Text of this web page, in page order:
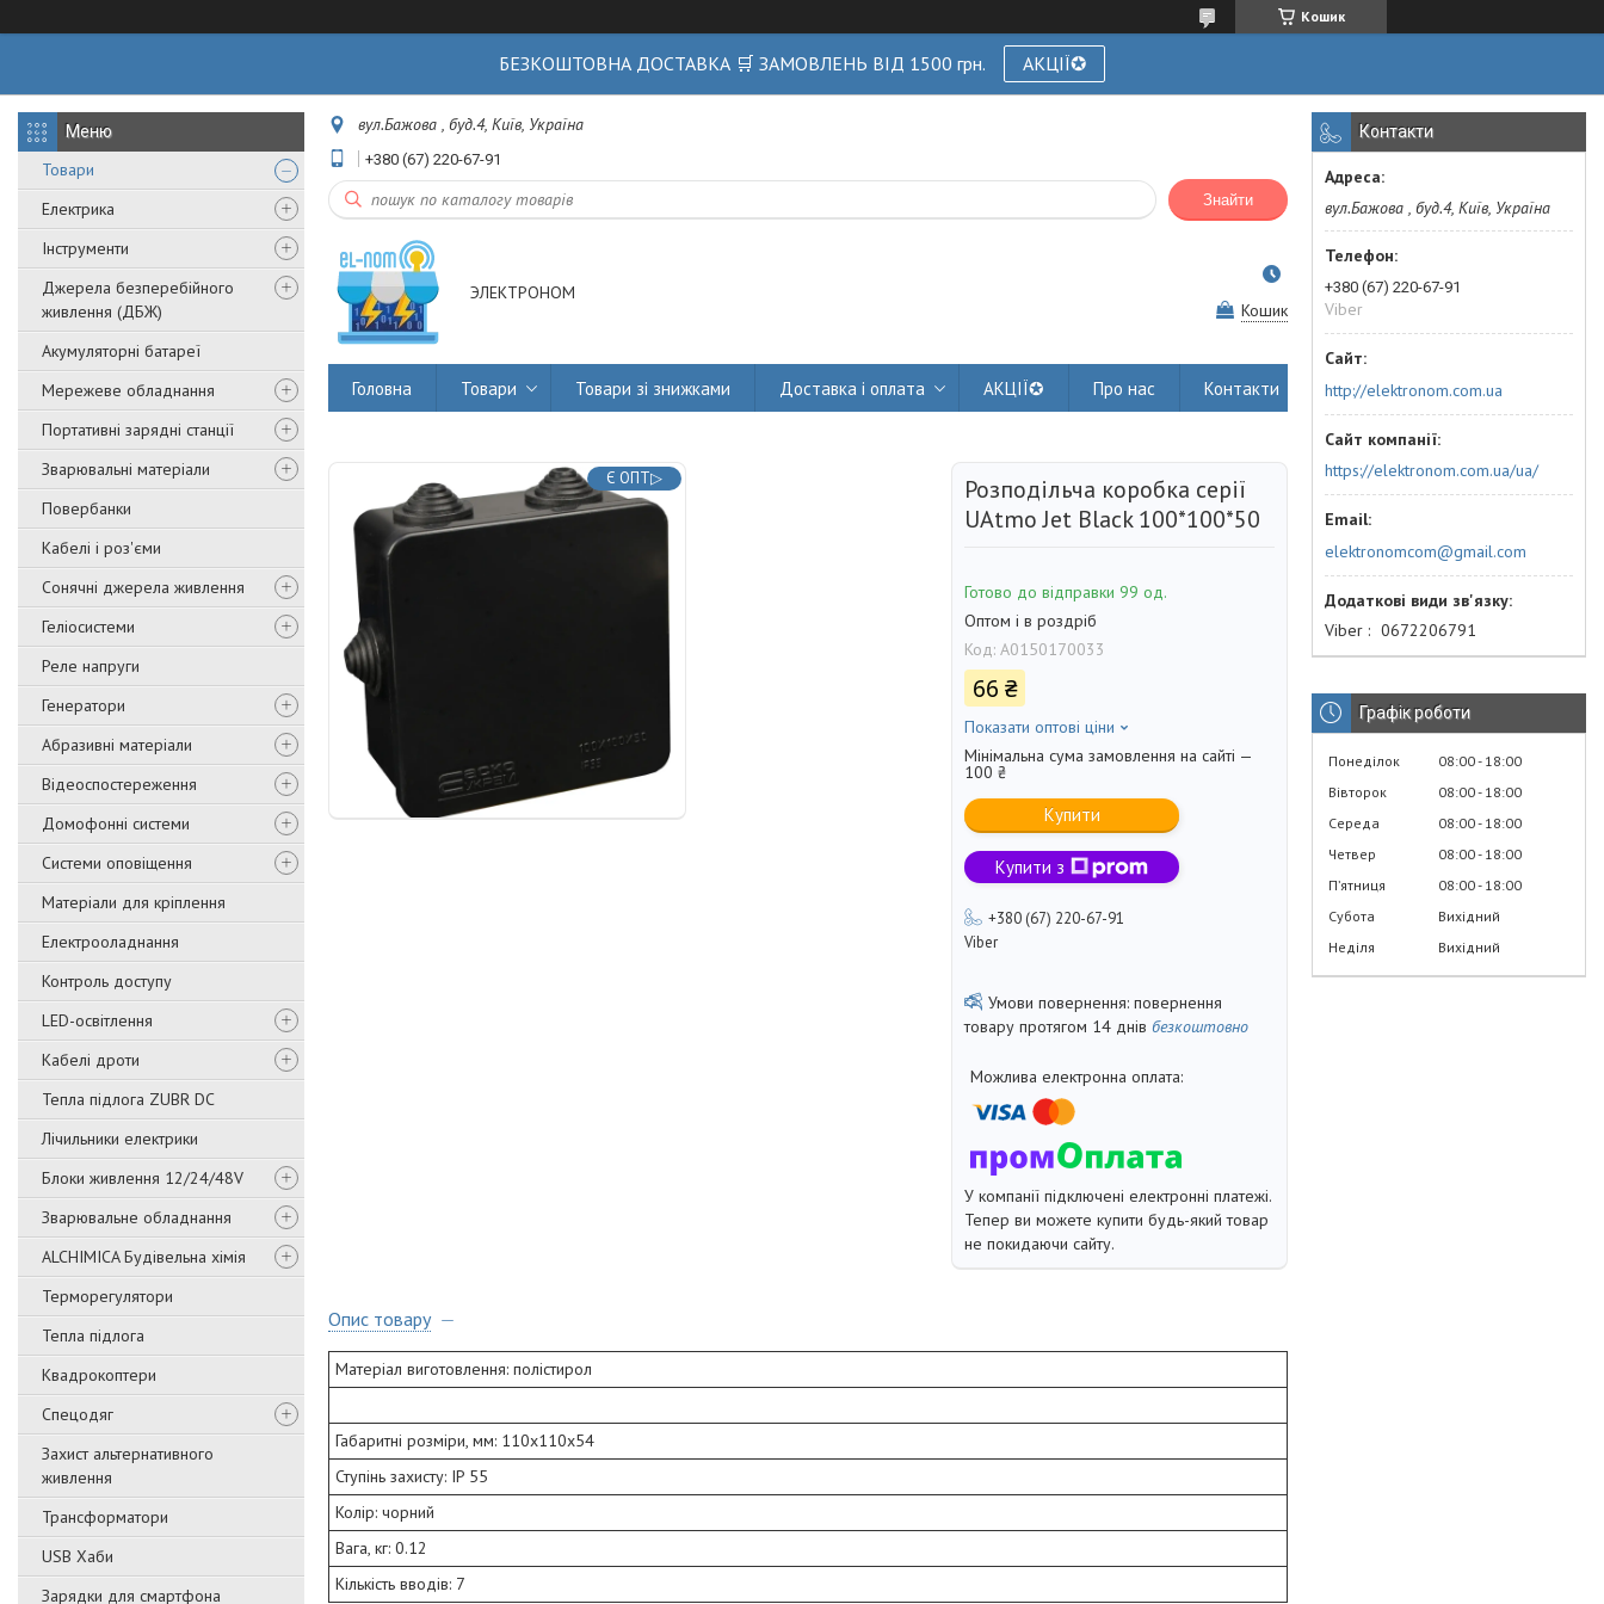
Кошик
БЕЗКОШТОВНА ДОСТАВКА 🛒 ЗАМОВЛЕНЬ ВІД 1500 грн. АКЦІЇ✪
Товари
Електрика
Інструменти
Джерела безперебійного
живлення (ДБЖ)
Акумуляторні батареї
Мережеве обладнання
Портативні зарядні станції
Зварювальні матеріали
Повербанки
Кабелі і роз'єми
Сонячні джерела живлення
Геліосистеми
Реле напруги
Генератори
Абразивні матеріали
Відеоспостереження
Домофонні системи
Системи оповіщення
Матеріали для кріплення
Електрооладнання
Контроль доступу
LED-освітлення
Кабелі дроти
Тепла підлога ZUBR DC
Лічильники електрики
Блоки живлення 12/24/48V
Зварювальне обладнання
ALCHIMICA Будівельна хімія
Терморегулятори
Тепла підлога
Квадрокоптери
Спецодяг
Захист альтернативного
живлення
Трансформатори
USB Хаби
Зарядки для смартфона
вул.Бажова , буд.4, Київ, Україна
+380 (67) 220-67-91
Знайти
ЭЛЕКТРОНОМ
Кошик
Головна Товари Товари зі знижками Доставка і оплата АКЦІЇ✪ Про нас Контакти
Є ОПТ▷
Розподільча коробка серії
UAtmo Jet Black 100*100*50
Готово до відправки 99 од.
Оптом і в роздріб
Код: A0150170033
66 ₴
Показати оптові ціни
Мінімальна сума замовлення на сайті —
100 ₴
Купити
Купити з
+380 (67) 220-67-91
Viber
повернення
товару протягом 14 днів безкоштовно
У компанії підключені електронні платежі.
Тепер ви можете купити будь-який товар
не покидаючи сайту.
Опис товару
Матеріал виготовлення: полістирол
Габаритні розміри, мм: 110x110x54
Ступінь захисту: IP 55
Колір: чорний
Вага, кг: 0.12
Кількість вводів: 7
Контакти
вул.Бажова , буд.4, Київ, Україна
+380 (67) 220-67-91
Viber
http://elektronom.com.ua
https://elektronom.com.ua/ua/
elektronomcom@gmail.com
Viber 0672206791
Графік роботи
Понеділок 08:00 18:00
Вівторок
08:00 18:00
Середа
08:00 18:00
Четвер
08:00 18:00
Пʼятниця
08:00 18:00
Субота
Вихідний
Неділя
Вихідний